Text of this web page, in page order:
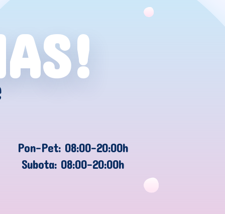
Pon-Pet: 08:00-20:00h
Subota: 08:00-20:00h